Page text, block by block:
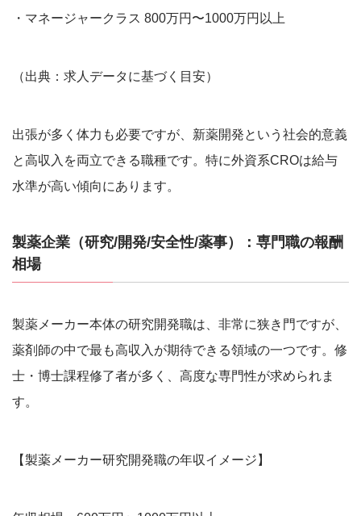
・マネージャークラス 800万円〜1000万円以上
（出典：求人データに基づく目安）
出張が多く体力も必要ですが、新薬開発という社会的意義
と高収入を両立できる職種です。特に外資系CROは給与
水準が高い傾向にあります。
製薬企業（研究/開発/安全性/薬事）：専門職の報酬
相場
製薬メーカー本体の研究開発職は、非常に狭き門ですが、
薬剤師の中で最も高収入が期待できる領域の一つです。修
士・博士課程修了者が多く、高度な専門性が求められま
す。
【製薬メーカー研究開発職の年収イメージ】